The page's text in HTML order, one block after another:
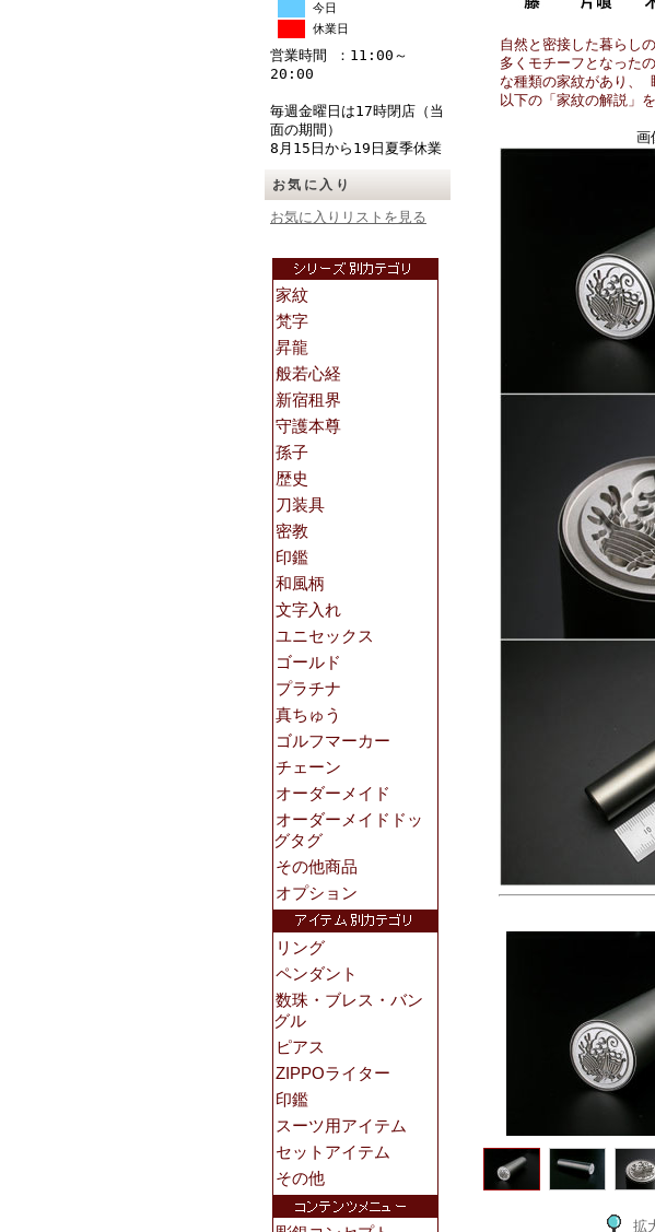
今日
休業日
営業時間 ：11:00～
20:00
毎週金曜日は17時閉店（当
面の期間）
8月15日から19日夏季休業
お気に入り
お気に入りリストを見る
自然と密接した暮らし
多くモチーフとなった
な種類の家紋があり、
以下の「家紋の解説」
画
拡